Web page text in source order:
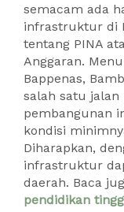
semacam ada
infrastruktur di
tentang PINA
Anggaran.
Bappenas,
salah satu
pembangunan
kondisi
Diharapkan,
infrastruktur
daerah. Baca
pendidikan